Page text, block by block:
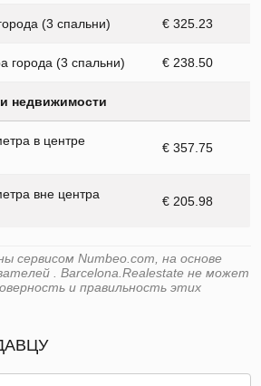
(3 спальни) € 325.23
города (3 спальни) € 238.50
недвижимости
в центре
€ 357.75
вне центра
€ 205.98
сервисом Numbeo.com, на основе
. Barcelona.Realestate не может
и правильность этих